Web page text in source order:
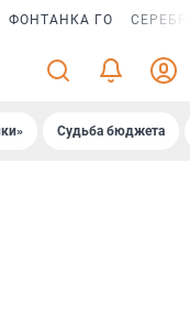
ФОНТАНКА ГО
Судьба бюджета